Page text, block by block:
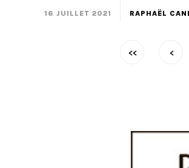
16 JUILLET 2021 RAPHAËL
<< <